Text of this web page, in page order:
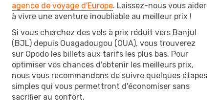
agence de voyage d'Europe. Laissez-nous vous aider
à vivre une aventure inoubliable au meilleur prix !
Si vous cherchez des vols à prix réduit vers Banjul
(BJL) depuis Ouagadougou (OUA), vous trouverez
sur Opodo les billets aux tarifs les plus bas. Pour
optimiser vos chances d'obtenir les meilleurs prix,
nous vous recommandons de suivre quelques étapes
simples qui vous permettront d'économiser sans
sacrifier au confort.